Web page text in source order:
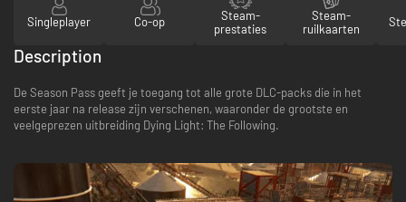
Singleplayer Co-op
Steam-
prestaties
Steam-
ruilkaarten
Description
De Season Pass geeft je toegang tot alle grote DLC-packs die in het
eerste jaar na release zijn verschenen, waaronder de grootste en
veelgeprezen uitbreiding Dying Light: The Following.